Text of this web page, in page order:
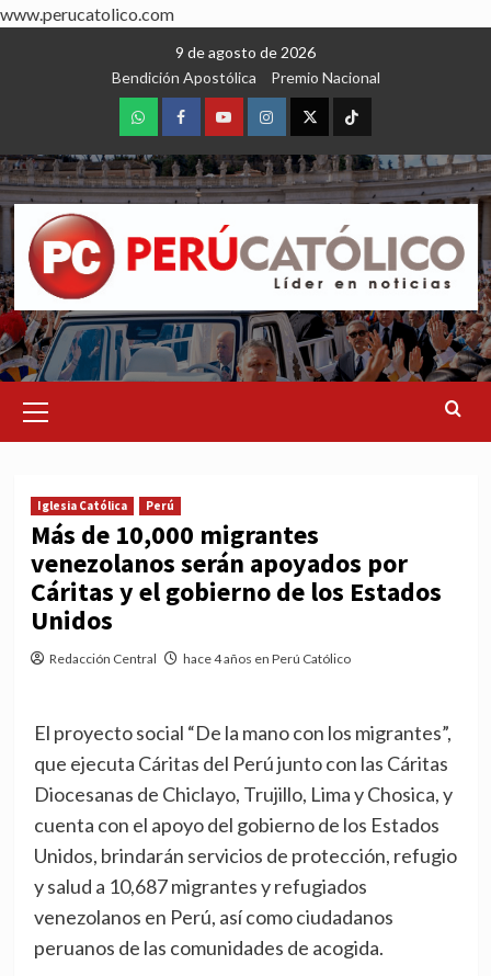
www.perucatolico.com
9 de agosto de 2026
Bendición Apostólica
Premio Nacional
WhatsAppFacebookYoutubeInstagram
X TikTok
Menu
Iglesia Católica Perú
Más de 10,000 migrantes
venezolanos serán apoyados por
Cáritas y el gobierno de los Estados
Unidos
Redacción Central hace 4 años en Perú Católico
El proyecto social “De la mano con los migrantes”,
que ejecuta Cáritas del Perú junto con las Cáritas
Diocesanas de Chiclayo, Trujillo, Lima y Chosica, y
cuenta con el apoyo del gobierno de los Estados
Unidos, brindarán servicios de protección, refugio
y salud a 10,687 migrantes y refugiados
venezolanos en Perú, así como ciudadanos
peruanos de las comunidades de acogida.